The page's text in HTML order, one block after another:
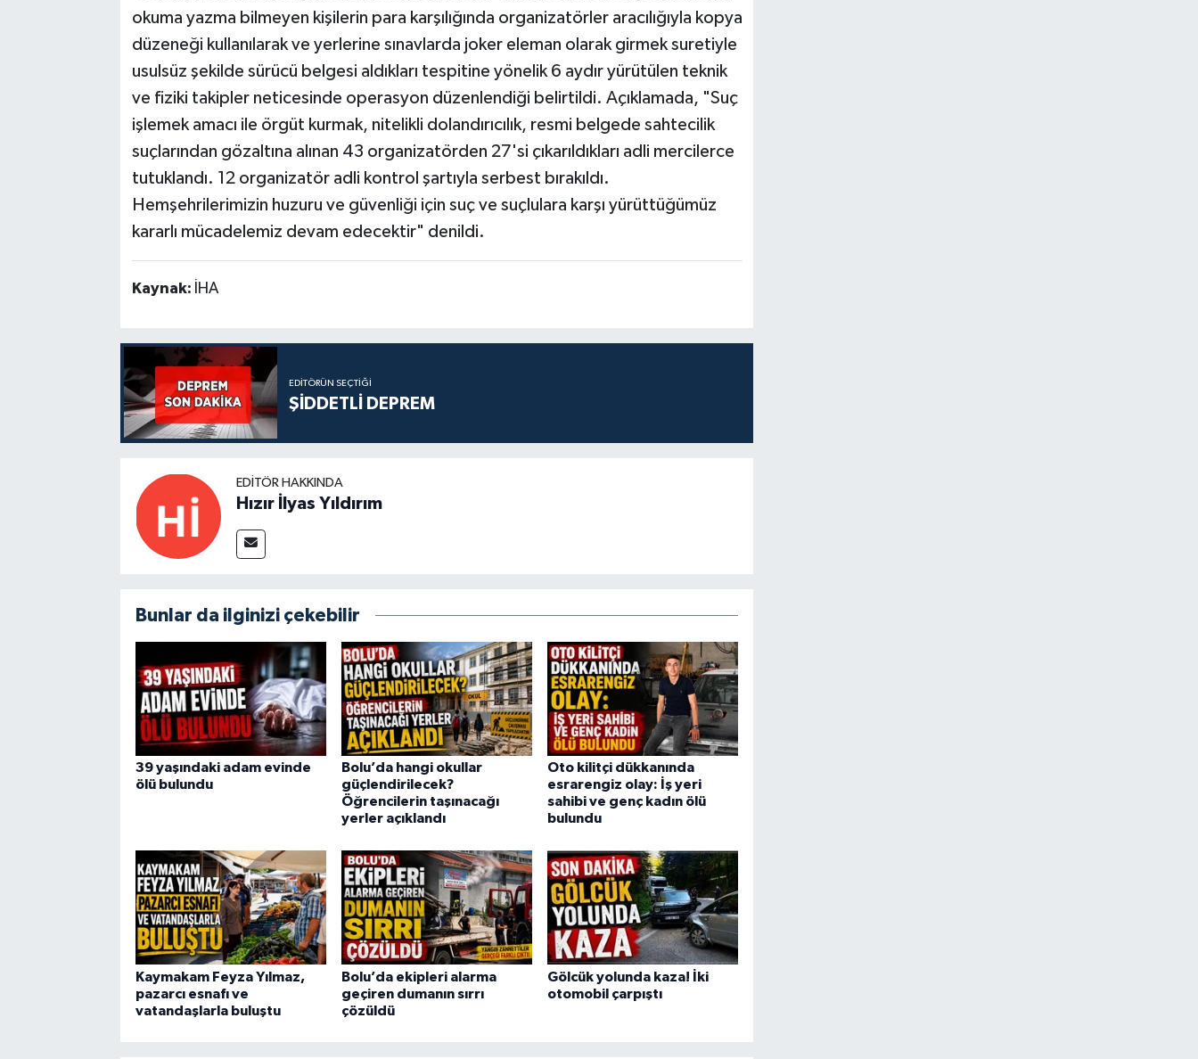
okuma yazma bilmeyen kişilerin para karşılığında organizatörler aracılığıyla kopya
düzeneği kullanılarak ve yerlerine sınavlarda joker eleman olarak girmek suretiyle
usulsüz şekilde sürücü belgesi aldıkları tespitine yönelik 6 aydır yürütülen teknik
ve fiziki takipler neticesinde operasyon düzenlendiği belirtildi. Açıklamada, "Suç
işlemek amacı ile örgüt kurmak, nitelikli dolandırıcılık, resmi belgede sahtecilik
suçlarından gözaltına alınan 43 organizatörden 27'si çıkarıldıkları adli mercilerce
tutuklandı. 12 organizatör adli kontrol şartıyla serbest bırakıldı.
Hemşehrilerimizin huzuru ve güvenliği için suç ve suçlulara karşı yürüttüğümüz
kararlı mücadelemiz devam edecektir" denildi.
Kaynak: İHA
EDITÖRÜN SEÇTIĞI
ŞİDDETLİ DEPREM
EDITÖR HAKKINDA
Hızır İlyas Yıldırım
Bunlar da ilginizi çekebilir
39 yaşındaki adam evinde
ölü bulundu
Bolu’da hangi okullar
güçlendirilecek?
Öğrencilerin taşınacağı
yerler açıklandı
Oto kilitçi dükkanında
esrarengiz olay: İş yeri
sahibi ve genç kadın ölü
bulundu
Kaymakam Feyza Yılmaz,
pazarcı esnafı ve
vatandaşlarla buluştu
Bolu’da ekipleri alarma
geçiren dumanın sırrı
çözüldü
Gölcük yolunda kaza! İki
otomobil çarpıştı